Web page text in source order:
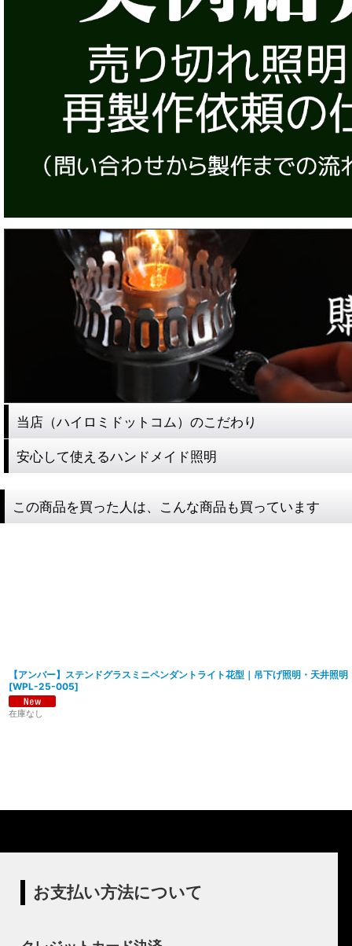
当店（ハイロミドットコム）のこだわり
ティークやヴィンテージの照明はカスタムしたりリメイク
り、他にはない渋くてかっこいいヴィンテージスタイル照
明をご提案しています。
安心して使えるハンドメイド照明
ル紙の筒のようなインシュレーター（特殊なカーボンで出
発明した100年以上前からこの形状は変わらず、現地アメリ
カで今なお愛され続けるソケットを使用しています。
この商品を買った人は、こんな商品も買っています
【アンバー】ステンドグラスミニペンダントライト花型｜吊下げ照明・天井照明
[WPL-25-005]
在庫なし
お支払い方法について